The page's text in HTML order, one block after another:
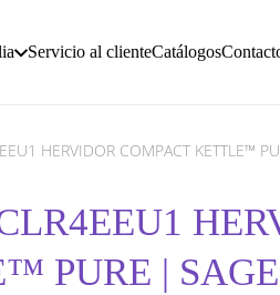
Servicio al clienteCatálogos
HERVIDOR COMPACT KETTLE™
PURE | SAGE